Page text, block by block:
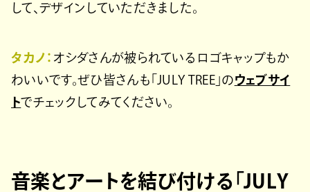
して、デザインしていただきました。
タカノ： オシダさんが被られているロゴキャップもか
わいいです。ぜひ皆さんも「JULY TREE」のウェブサイ
トでチェックしてみてください。
音楽とアートを結び付ける「JULY